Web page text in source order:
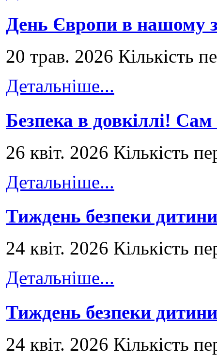
День Європи в нашому
20 трав. 2026 Кількість
Детальніше...
Безпека в довкіллі!
26 квіт. 2026 Кількість
Детальніше...
Тиждень безпеки
24 квіт. 2026 Кількість
Детальніше...
Тиждень безпеки
24 квіт. 2026 Кількість